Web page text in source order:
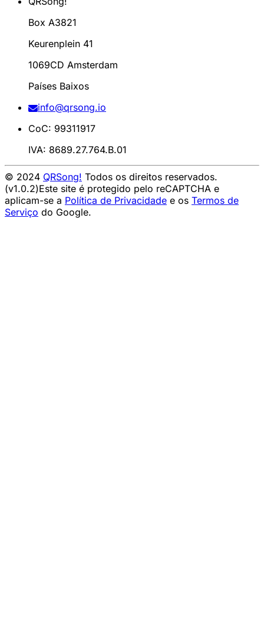
Box A3821
Keurenplein 41
1069CD Amsterdam
Países Baixos
info@qrsong.io
CoC: 99311917
IVA: 8689.27.764.B.01
© 2024 QRSong! Todos os direitos reservados.
(v1.0.2)Este site é protegido pelo reCAPTCHA e
aplicam-se a Política de Privacidade e os Termos de
Serviço do Google.